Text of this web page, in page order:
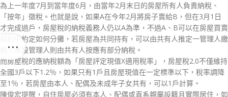
為上一年度7月到當年度6月，由當年2月末日的房屋所有人負責納稅、
「按年」徵稅。也就是說，如果A在今年2月將房子賣給B，但在3月1日
才完成過戶，房屋稅的納稅義務人仍以A為準，不過A、B可以在房屋買賣
契約中約定如何分攤，若房屋為共同持有，可以由共有人推定一管理人繳
納，未設管理人則由共有人按應有部分納稅。
而房屋稅的應納稅額為「房屋評定現值X適用稅率」，房屋稅2.0不僅維持
全國3戶以下1.2％，如果只有1戶且房屋現值在一定標準以下，稅率調降
至1％，若房屋由本人、配偶及未成年子女共有，可以1戶計算。
陳俊宏提醒，自住房屋必須有本人、配偶或直系親屬設籍且實際居住，如